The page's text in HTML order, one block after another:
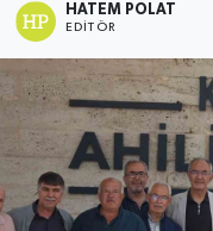
HATEM POLAT
EDITÖR